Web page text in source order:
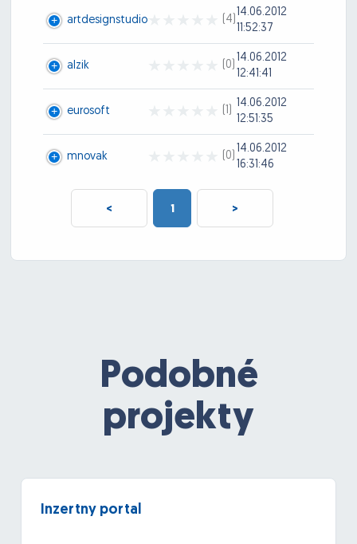
artdesignstudio (4)
14.06.2012
11:52:37
alzik (0)
14.06.2012
12:41:41
eurosoft (1)
14.06.2012
12:51:35
mnovak (0)
14.06.2012
16:31:46
< 1 >
Podobné
projekty
Inzertny portal